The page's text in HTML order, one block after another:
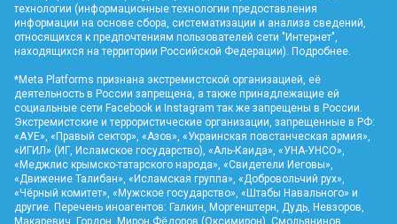
технологии (информационные технологии предоставления
информации на основе сбора, систематизации и анализа сведений,
относящихся к предпочтениям пользователей сети "Интернет",
находящихся на территории Российской Федерации). Подробнее
*Meta Platforms признана экстремистской организацией, её
деятельность в России запрещена, а также принадлежащие ей
социальные сети Facebook и Instagram так же запрещены в России.
Экстремистские и террористические организации, запрещенные в РФ:
«АУЕ», «Правый сектор», «Азов», «Украинская повстанческая армия»,
«ИГИЛ» (ИГ, Исламское государство), «Аль-Каида», «УНА-УНСО»,
«Меджлис крымско-татарского народа», «Свидетели Иеговы»,
«Движение Талибан», «Исламская группа», «Добровольчий рух»,
«Чёрный комитет», «Мужское государство», «Штабы Навального» и
другие. Перечень иноагентов: Галкин, Моргенштерн, Дудь, Невзоров,
Макаревич, Гордон, Мирон Фёдоров (Оксимирон), Смольянинов,